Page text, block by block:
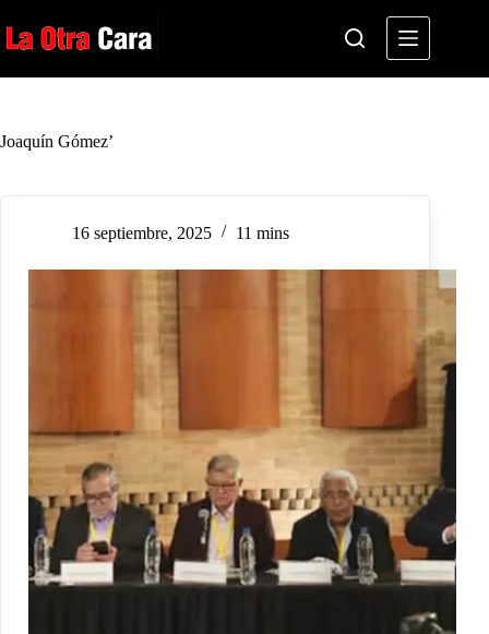
al
contenido
Joaquín Gómez’
16 septiembre, 2025 11 mins